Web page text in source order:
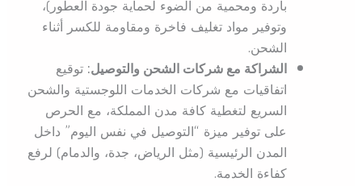
باردة ومحمية من الضوء لحماية جودة العطور)،
وتوفير مواد تغليف فاخرة ومقاومة للكسر أثناء
الشحن.
الشراكة مع شركات الشحن والتوصيل:توقيع
اتفاقيات مع شركات الخدمات اللوجستية والشحن
السريع لتغطية كافة مدن المملكة، مع الحرص
على توفير ميزة “التوصيل في نفس اليوم” داخل
المدن الرئيسية (مثل الرياض، جدة، والدمام) لرفع
كفاءة الخدمة.